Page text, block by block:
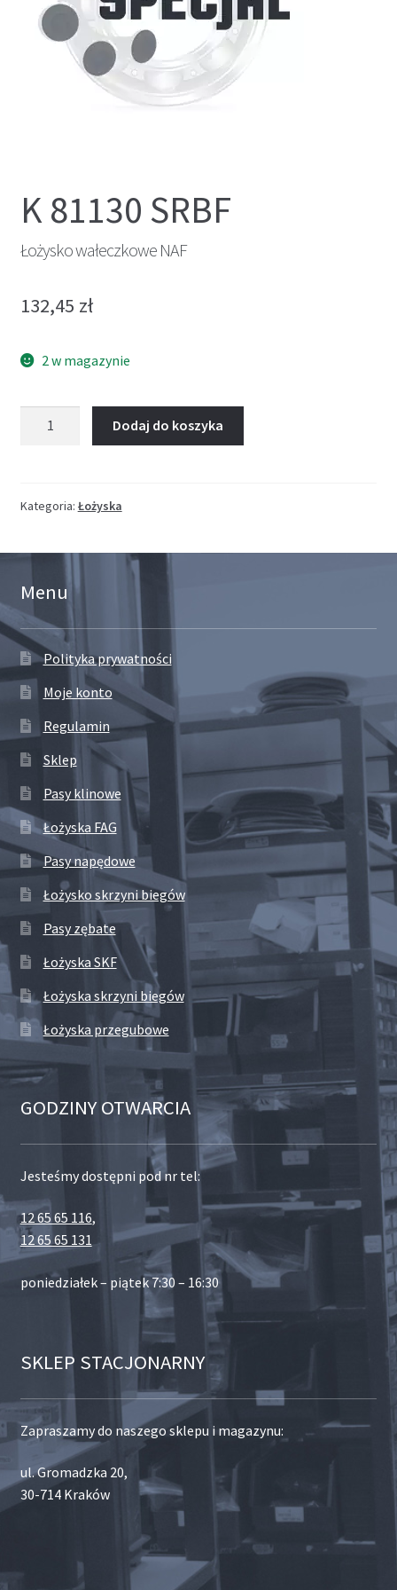
K 81130 SRBF
Łożysko wałeczkowe NAF
132,45 zł
2 w magazynie
Dodaj do koszyka
Kategoria: Łożyska
Menu
Polityka prywatności
Moje konto
Regulamin
Sklep
Pasy klinowe
Łożyska FAG
Pasy napędowe
Łożysko skrzyni biegów
Pasy zębate
Łożyska SKF
Łożyska skrzyni biegów
Łożyska przegubowe
GODZINY OTWARCIA
Jesteśmy dostępni pod nr tel:
12 65 65 116,
12 65 65 131
poniedziałek – piątek 7:30 – 16:30
SKLEP STACJONARNY
Zapraszamy do naszego sklepu i magazynu:
ul. Gromadzka 20,
30-714 Kraków